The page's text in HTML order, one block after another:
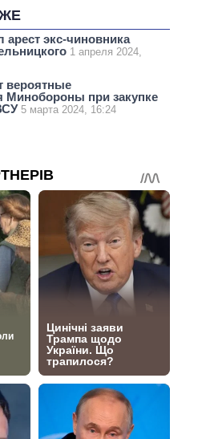
экс-чиновника
1 апреля 2024,
вероятные
Минобороны при закупке
5 марта 2024, 16:24